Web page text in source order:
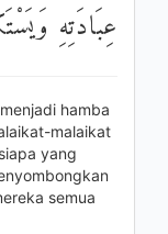
عِبَادَتِهِ
hamba
malaikat
yang
semua